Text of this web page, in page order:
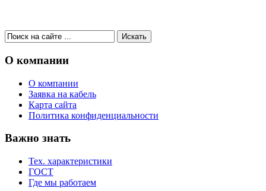
О компании
О компании
Заявка на кабель
Карта сайта
Политика конфиденциальности
Важно знать
Тех. характеристики
ГОСТ
Где мы работаем